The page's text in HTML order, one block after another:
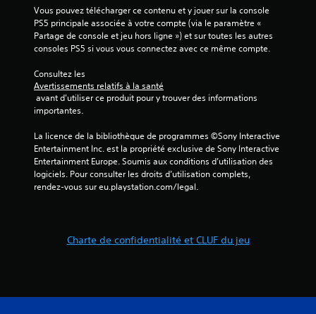
Vous pouvez télécharger ce contenu et y jouer sur la console
PS5 principale associée à votre compte (via le paramètre «
Partage de console et jeu hors ligne ») et sur toutes les autres
consoles PS5 si vous vous connectez avec ce même compte.
Consultez les
Avertissements relatifs à la santé
importantes.
La licence de la bibliothèque de programmes ©Sony Interactive
Entertainment Inc. est la propriété exclusive de Sony Interactive
Entertainment Europe. Soumis aux conditions d’utilisation des
logiciels. Pour consulter les droits d’utilisation complets,
rendez-vous sur eu.playstation.com/legal.
Charte de confidentialité et CLUF du jeu